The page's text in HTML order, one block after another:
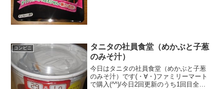
コンビニ
タニタの社員食堂（めかぶと子葱
のみそ汁）
今日はタニタの社員食堂（めかぶと子葱
のみそ汁）です(・∀・)ファミリーマート
で購入(^^)/今日2回更新のうち1回目全部